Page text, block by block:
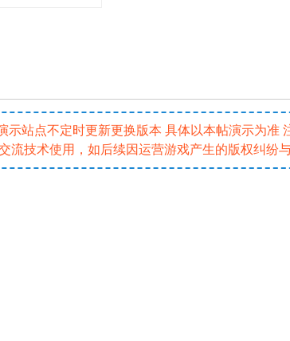
示站点不定时更新更换版本 具体以本帖演示为准
流技术使用，如后续因运营游戏产生的版权纠纷